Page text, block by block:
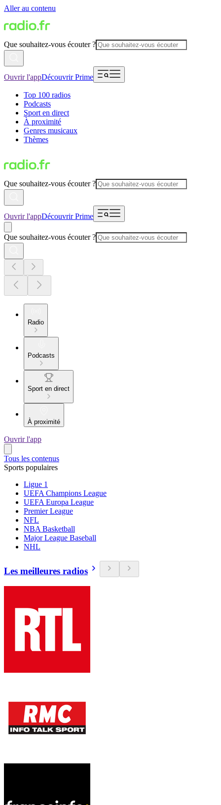
Aller au contenu
Que souhaitez-vous écouter ?
Ouvrir l'appDécouvrir Prime
Top 100 radios
Podcasts
Sport en direct
À proximité
Genres musicaux
Thèmes
Que souhaitez-vous écouter ?
Ouvrir l'appDécouvrir Prime
Que souhaitez-vous écouter ?
Radio
Podcasts
Sport en direct
À proximité
Ouvrir l'app
Tous les contenus
Sports populaires
Ligue 1
UEFA Champions League
UEFA Europa League
Premier League
NFL
NBA Basketball
Major League Baseball
NHL
Les meilleures radios